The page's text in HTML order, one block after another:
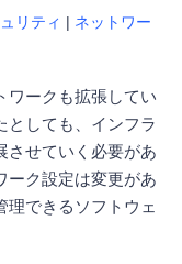
リティ | ネットワー
ワークも拡張してい
としても、インフラ
させていく必要があ
ーク設定は変更があ
理できるソフトウェ